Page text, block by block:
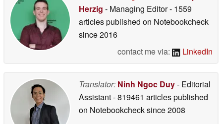
Herzig - Managing Editor- 1559
articles published on Notebookcheck
since 2016
contact me via:
LinkedIn
Translator: Ninh Ngoc Duy- Editorial
Assistant- 819461 articles published
on Notebookchecksince 2008